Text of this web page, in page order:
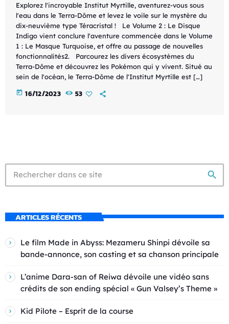
Explorez l'incroyable Institut Myrtille, aventurez-vous sous ​
l'eau dans le Terra-Dôme et levez le voile sur le mystère du ​
dix-neuvième type Téracristal ! Le Volume 2 : Le Disque
Indigo vient conclure l'aventure commencée dans le Volume
1 : Le Masque Turquoise, et offre au passage de nouvelles
fonctionnalités2. Parcourez les divers écosystèmes du
Terra-Dôme et découvrez les Pokémon qui y vivent. ​Situé au
sein de l'océan, le Terra-Dôme de l'Institut Myrtille est […]
today 16/12/2023 53
search
ARTICLES RÉCENTS
Le film Made in Abyss: Mezameru Shinpi dévoile sa
bande-annonce, son casting et sa chanson principale
L’anime Dara-san of Reiwa dévoile une vidéo sans
crédits de son ending spécial « Gun Valsey’s Theme »
Kid Pilote – Esprit de la course